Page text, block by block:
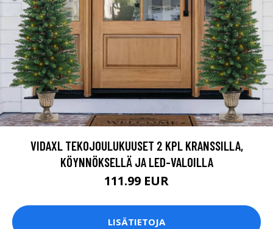
VIDAXL TEKOJOULUKUUSET 2 KPL KRANSSILLA,
KÖYNNÖKSELLÄ JA LED-VALOILLA
111.99 EUR
LISÄTIETOJA